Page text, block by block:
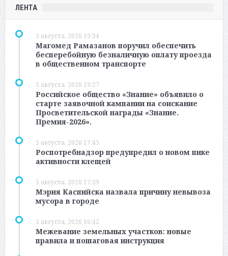
ЛЕНТА
5 августа, 2026 19:34
Магомед Рамазанов поручил обеспечить
бесперебойную безналичную оплату проезда
в общественном транспорте
5 августа, 2026 19:27
Российское общество «Знание» объявило о
старте заявочной кампании на соискание
Просветительской награды «Знание.
Премия-2026».
5 августа, 2026 17:45
Роспотребнадзор предупредил о новом пике
активности клещей
5 августа, 2026 17:39
Мэрия Каспийска назвала причину невывоза
мусора в городе
5 августа, 2026 16:42
Межевание земельных участков: новые
правила и пошаговая инструкция